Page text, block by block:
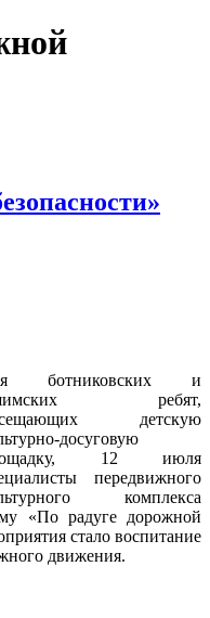
ботниковских и
ребят,
детскую
досуговую
12 июля
передвижного
комплекса
«По радуге дорожной
стало воспитание
движения.